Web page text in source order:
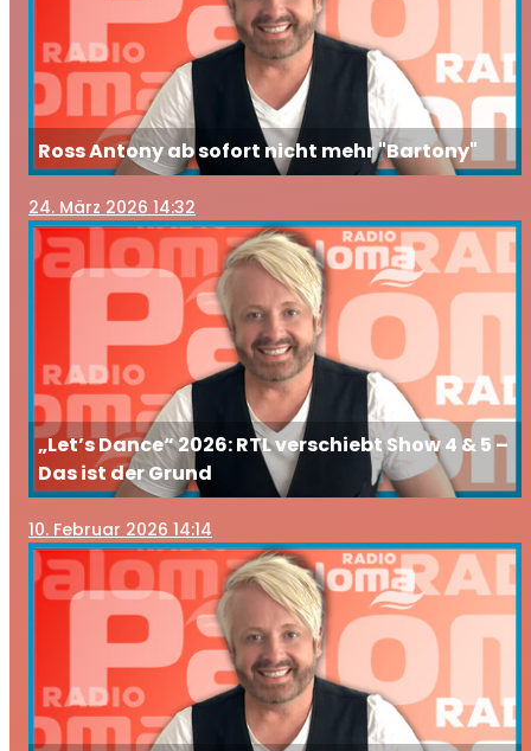
Ross Antony ab sofort nicht mehr "Bartony"
24. März 2026 14:32
„Let’s Dance“ 2026: RTL verschiebt Show 4 & 5 –
Das ist der Grund
10. Februar 2026 14:14